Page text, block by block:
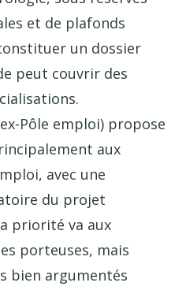
et de plafonds
un dossier
peut couvrir des
Pôle emploi) propose
aux
avec une
du projet
priorité va aux
porteuses, mais
bien argumentés